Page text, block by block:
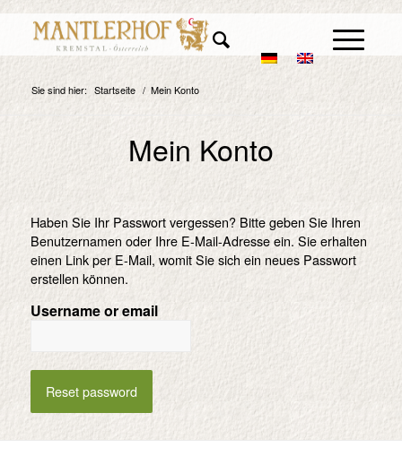
Sie sind hier: Startseite / Mein Konto
Mein Konto
Haben Sie Ihr Passwort vergessen? Bitte geben Sie Ihren
Benutzernamen oder Ihre E-Mail-Adresse ein. Sie erhalten
einen Link per E-Mail, womit Sie sich ein neues Passwort
erstellen können.
Username or email
Reset password